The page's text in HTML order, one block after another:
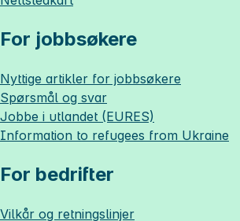
For jobbsøkere
Nyttige artikler for jobbsøkere
Spørsmål og svar
Jobbe i utlandet (EURES)
Information to refugees from Ukraine
For bedrifter
Vilkår og retningslinjer